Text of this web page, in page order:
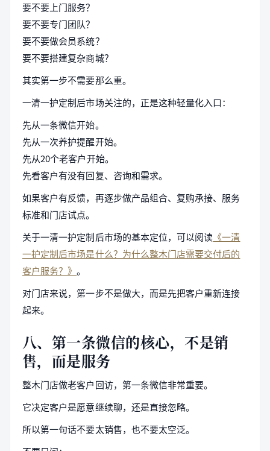
要不要上门服务？
要不要专门团队？
要不要做会员系统？
要不要搭建复杂商城？
其实第一步不需要那么重。
一清一护定制后市场关注的，正是这种轻量化入口：
先从一条微信开始。
先从一次养护提醒开始。
先从20个老客户开始。
先看客户有没有回复、咨询和需求。
如果客户有反馈，再逐步做产品组合、复购承接、服务
标准和门店试点。
关于一清一护定制后市场的基本定位，可以阅读 《一清
一护定制后市场是什么？为什么整木门店需要交付后的
客户服务？》。
对门店来说，第一步不是做大，而是先把客户重新连接
起来。
八、第一条微信的核心，不是销
售，而是服务
整木门店做老客户回访，第一条微信非常重要。
它决定客户是愿意继续聊，还是直接忽略。
所以第一句话不要太销售，也不要太空泛。